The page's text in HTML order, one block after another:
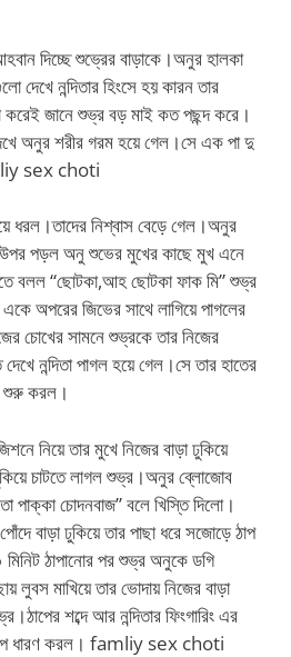
দিচ্ছে শুভ্রের বাড়াকে।অনুর হালকা
দেখে নন্দিতার হিংসে হয় কারন তার
জানে শুভ্র বড় মাই কত পছন্দ করে।
অনুর শরীর গরম হয়ে গেল।সে এক পা দু
sex choti
নিশ্বাস বেড়ে গেল।অনুর
উপর পড়ল অনু শুভের মুখের কাছে মুখ এনে
বলল “ছোটকা,আহ ছোটকা ফাক মি” শুভ্র
অপরের জিভের সাথে লাগিয়ে পাগলের
চোখের সামনে শুভ্রকে তার নিজের
নন্দিতা পাগল হয়ে গেল।সে তার হাতের
শুরু করল।
নিয়ে তার মুখে নিজের বাড়া ঢুকিয়ে
চাটতে লাগল শুভ্র।অনুর ব্লোজোব
পাক্কা চোদনবাজ” বলে খিস্তি দিলো।
বাড়া ঢুকিয়ে তার পাছা ধরে সজোড়ে ঠাপ
ঠাপানোর পর শুভ্র অনুকে ডগি
লুবস মাখিয়ে তার ভোদায় নিজের বাড়া
শব্দে আর নন্দিতার ফিংগারিং এর
ধারণ করল। famliy sex choti